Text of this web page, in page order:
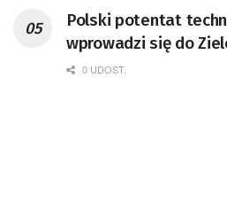
Polski potentat
wprowadzi się do
0 UDOST.